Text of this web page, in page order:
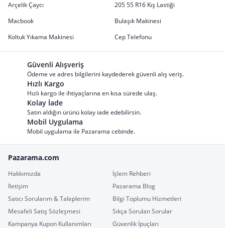
Arçelik Çaycı
205 55 R16 Kış Lastiği
Macbook
Bulaşık Makinesi
Koltuk Yıkama Makinesi
Cep Telefonu
Güvenli Alışveriş
Ödeme ve adres bilgilerini kaydederek güvenli alış veriş.
Hızlı Kargo
Hızlı kargo ile ihtiyaçlarına en kısa sürede ulaş.
Kolay İade
Satın aldığın ürünü kolay iade edebilirsin.
Mobil Uygulama
Mobil uygulama ile Pazarama cebinde.
Pazarama.com
Hakkımızda
İşlem Rehberi
İletişim
Pazarama Blog
Satıcı Sorularım & Taleplerim
Bilgi Toplumu Hizmetleri
Mesafeli Satış Sözleşmesi
Sıkça Sorulan Sorular
Kampanya Kupon Kullanımları
Güvenlik İpuçları